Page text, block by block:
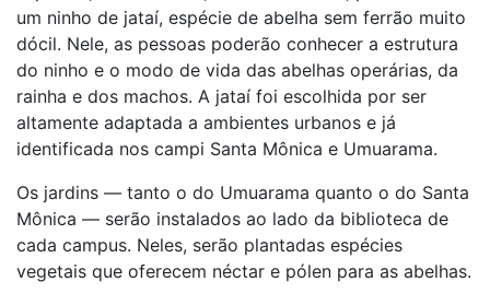
um ninho de jataí, espécie de abelha sem ferrão muito
dócil. Nele, as pessoas poderão conhecer a estrutura
do ninho e o modo de vida das abelhas operárias, da
rainha e dos machos. A jataí foi escolhida por ser
altamente adaptada a ambientes urbanos e já
identificada nos campi Santa Mônica e Umuarama.
Os jardins — tanto o do Umuarama quanto o do Santa
Mônica — serão instalados ao lado da biblioteca de
cada campus. Neles, serão plantadas espécies
vegetais que oferecem néctar e pólen para as abelhas.